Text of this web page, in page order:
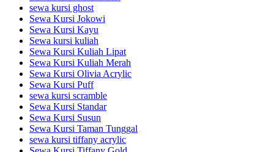
sewa kursi ghost
Sewa Kursi Jokowi
Sewa Kursi Kayu
Sewa kursi kuliah
Sewa Kursi Kuliah Lipat
Sewa Kursi Kuliah Merah
Sewa Kursi Olivia Acrylic
Sewa Kursi Puff
sewa kursi scramble
Sewa Kursi Standar
Sewa Kursi Susun
Sewa Kursi Taman Tunggal
sewa kursi tiffany acrylic